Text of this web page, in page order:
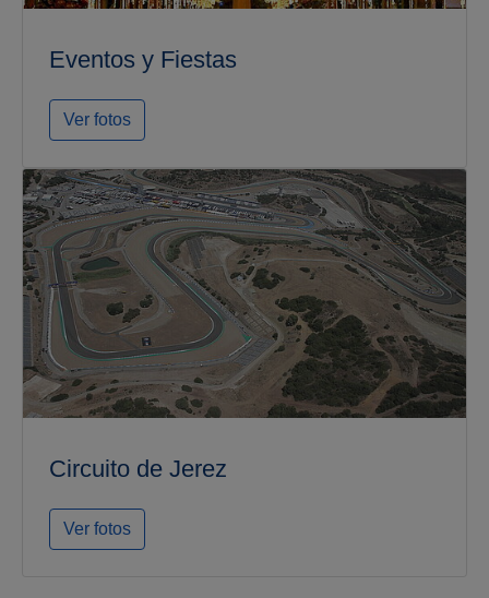
Eventos y Fiestas
Ver fotos
Circuito de Jerez
Ver fotos